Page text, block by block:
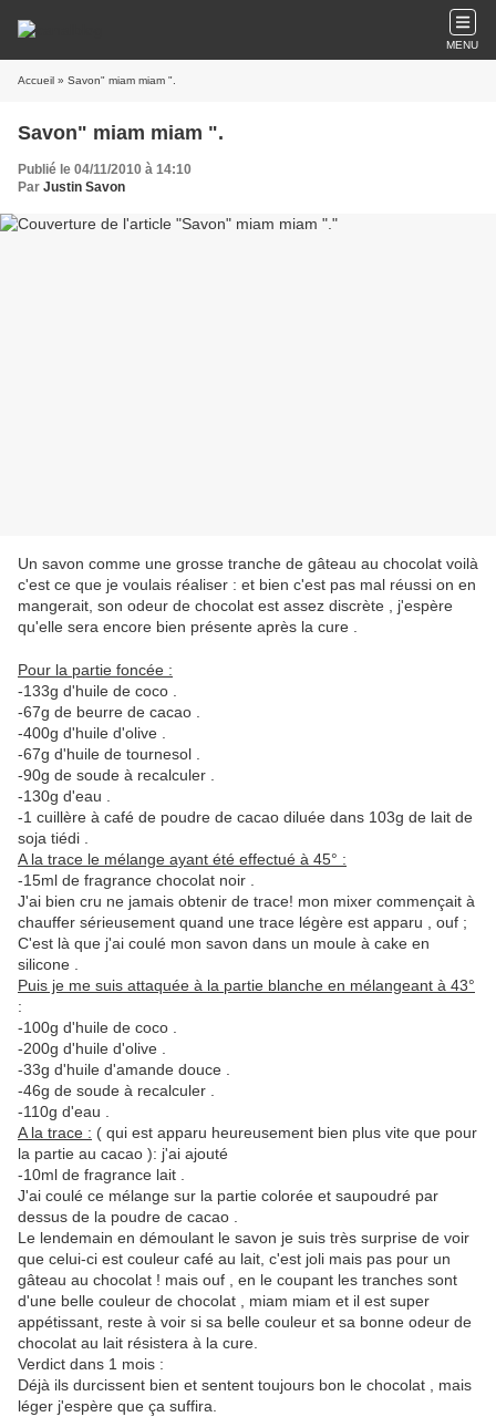
MENU
Accueil » Savon" miam miam ".
Savon" miam miam ".
Publié le 04/11/2010 à 14:10
Par Justin Savon
Un savon comme une grosse tranche de gâteau au chocolat voilà
c'est ce que je voulais réaliser : et bien c'est pas mal réussi on en
mangerait, son odeur de chocolat est assez discrète , j'espère
qu'elle sera encore bien présente après la cure .
Pour la partie foncée :
-133g d'huile de coco .
-67g de beurre de cacao .
-400g d'huile d'olive .
-67g d'huile de tournesol .
-90g de soude à recalculer .
-130g d'eau .
-1 cuillère à café de poudre de cacao diluée dans 103g de lait de
soja tiédi .
A la trace le mélange ayant été effectué à 45° :
-15ml de fragrance chocolat noir .
J'ai bien cru ne jamais obtenir de trace! mon mixer commençait à
chauffer sérieusement quand une trace légère est apparu , ouf ;
C'est là que j'ai coulé mon savon dans un moule à cake en
silicone .
Puis je me suis attaquée à la partie blanche en mélangeant à 43°
:
-100g d'huile de coco .
-200g d'huile d'olive .
-33g d'huile d'amande douce .
-46g de soude à recalculer .
-110g d'eau .
A la trace : ( qui est apparu heureusement bien plus vite que pour
la partie au cacao ): j'ai ajouté
-10ml de fragrance lait .
J'ai coulé ce mélange sur la partie colorée et saupoudré par
dessus de la poudre de cacao .
Le lendemain en démoulant le savon je suis très surprise de voir
que celui-ci est couleur café au lait, c'est joli mais pas pour un
gâteau au chocolat ! mais ouf , en le coupant les tranches sont
d'une belle couleur de chocolat , miam miam et il est super
appétissant, reste à voir si sa belle couleur et sa bonne odeur de
chocolat au lait résistera à la cure.
Verdict dans 1 mois :
Déjà ils durcissent bien et sentent toujours bon le chocolat , mais
léger j'espère que ça suffira.